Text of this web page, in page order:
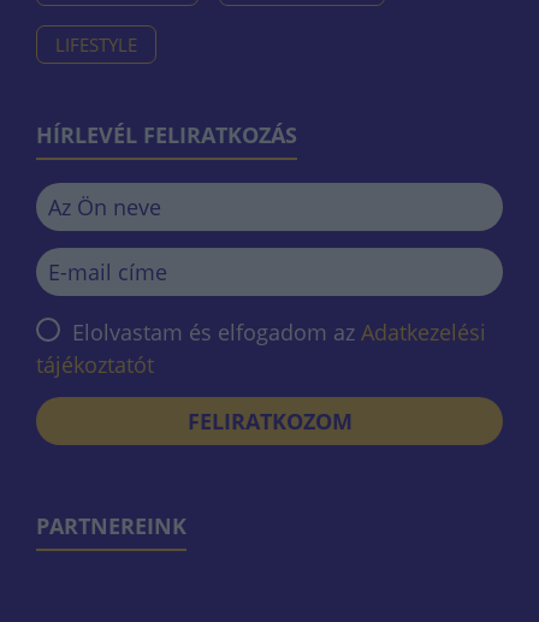
LIFESTYLE
HÍRLEVÉL FELIRATKOZÁS
Elolvastam és elfogadom az Adatkezelési
tájékoztatót
FELIRATKOZOM
PARTNEREINK